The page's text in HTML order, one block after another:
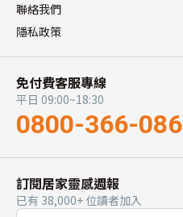
聯絡我們
隱私政策
免付費客服專線
平日 09:00~18:30
0800-366-086
訂閱居家靈感週報
已有 38,000+ 位讀者加入